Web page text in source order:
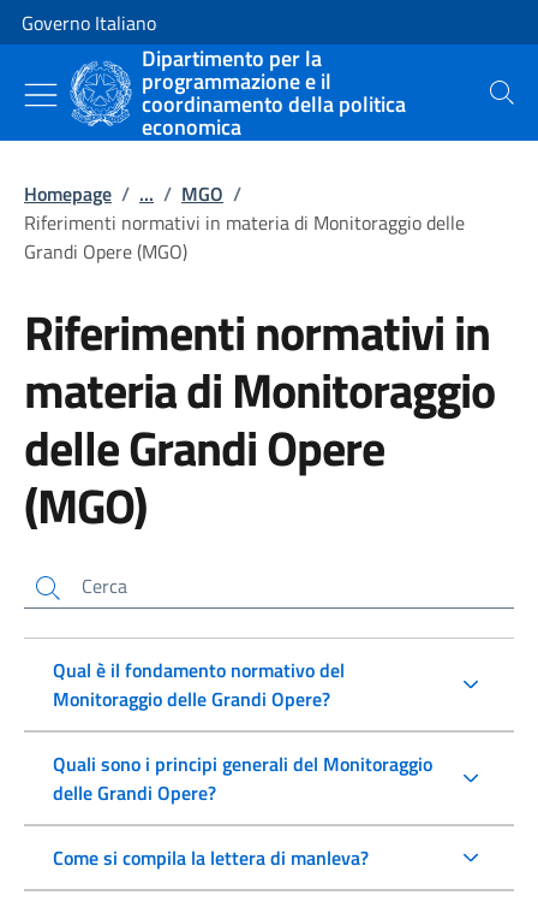
Vai al contenuto
Vai alla navigazione del sito
Governo Italiano
Dipartimento per la
programmazione e il
coordinamento della politica
economica
Cerca
Homepage / ... / MGO /
Riferimenti normativi in materia di Monitoraggio delle
Grandi Opere (MGO)
Riferimenti normativi in
materia di Monitoraggio
delle Grandi Opere
(MGO)
Cerca
Qual è il fondamento normativo del
Monitoraggio delle Grandi Opere?
Quali sono i principi generali del Monitoraggio
delle Grandi Opere?
Come si compila la lettera di manleva?